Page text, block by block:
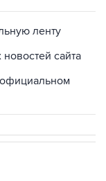
ленту
сайта